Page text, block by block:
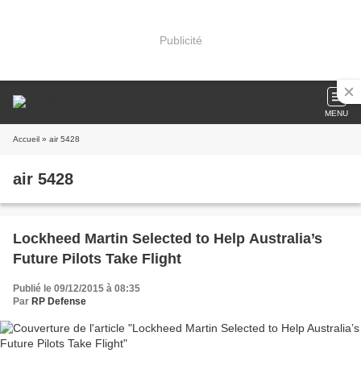
Publicité
MENU
Accueil » air 5428
air 5428
Lockheed Martin Selected to Help Australia’s
Future Pilots Take Flight
Publié le 09/12/2015 à 08:35
Par RP Defense